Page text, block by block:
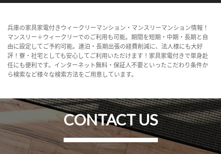
兵庫の家具家電付きウィークリーマンション・マンスリーマンション情報！
マンスリー＋ウィークリーでのご利用も可能。期間を短期・中期・長期と自
由に設定してご予約可能。連泊・長期出張の経費削減に、法人様にも大好
評！寮・社宅としても安心してご利用いただけます！家具家電付きで単身赴
任にも便利です。インターネット無料・保証人不要といったこだわり条件か
ら検索など様々な検索方法をご用意しています。
CONTACT US